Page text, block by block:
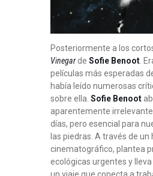
Posteriormente a los
Vinegarde Sofie Benoot .
películas más esperadas
había leído numerosas
sobre ella. Sofie Benoot
aparentemente
días, pero esencial para
las piedras. A través de
cinematográfico, plantea
ecológicas urgentes y